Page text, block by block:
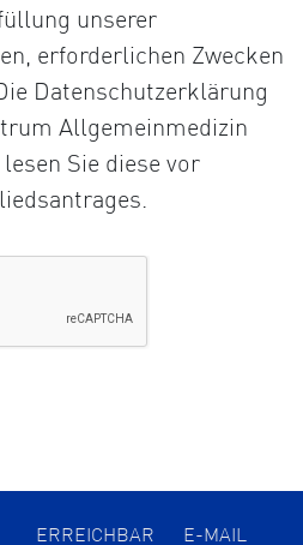
unserer
erforderlichen Zwecken
Datenschutzerklärung
Allgemeinmedizin
Sie diese vor
ERREICHBAR E-MAIL